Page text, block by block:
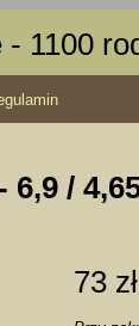
1100
6,9 /
73 zł